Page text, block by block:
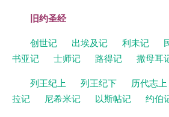
旧约圣经
创世记 出埃及记 利未记
书亚记
士师记 路得记 撒母耳
列王纪上
列王纪下 历代志上
拉记
尼希米记 以斯帖记 约伯